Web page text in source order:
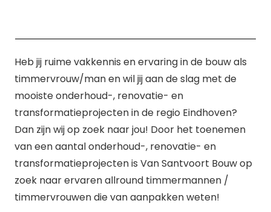
Heb jij ruime vakkennis en ervaring in de bouw als
timmervrouw/man en wil jij aan de slag met de
mooiste onderhoud-, renovatie- en
transformatieprojecten in de regio Eindhoven?
Dan zijn wij op zoek naar jou! Door het toenemen
van een aantal onderhoud-, renovatie- en
transformatieprojecten is Van Santvoort Bouw op
zoek naar ervaren allround timmermannen /
timmervrouwen die van aanpakken weten!